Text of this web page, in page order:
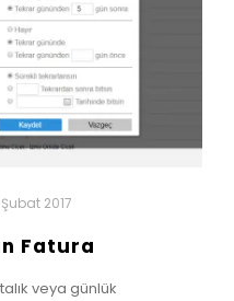
2017
Fatura
veya günlük